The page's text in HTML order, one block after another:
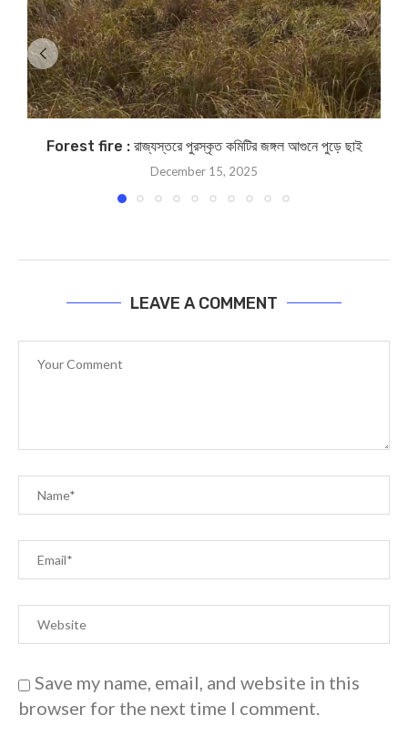
Forest fire : রাজ্যস্তরে পুরস্কৃত কমিটির জঙ্গল আগুনে পুড়ে ছাই
December 15, 2025
LEAVE A COMMENT
Save my name, email, and website in this
browser for the next time I comment.